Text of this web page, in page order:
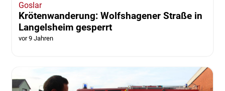
Goslar
Krötenwanderung: Wolfshagener Straße in
Langelsheim gesperrt
vor 9 Jahren